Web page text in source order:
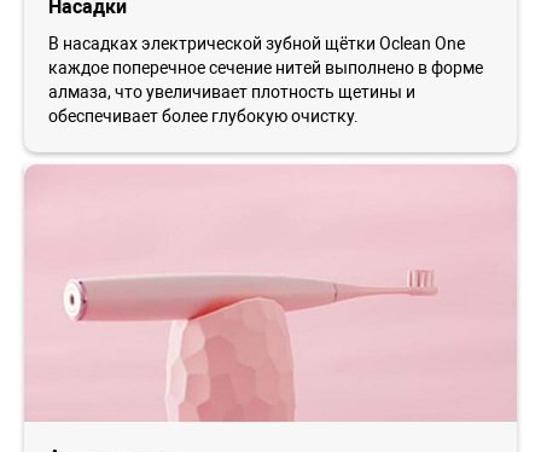
Насадки
В насадках электрической зубной щётки Oclean One
каждое поперечное сечение нитей выполнено в форме
алмаза, что увеличивает плотность щетины и
обеспечивает более глубокую очистку.